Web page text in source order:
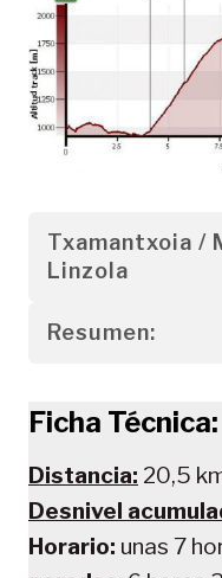
Txamantxoia /
Linzola
Resumen:
Ficha Técnica:
Distancia: 20,5
Desnivel
Horario: unas 7